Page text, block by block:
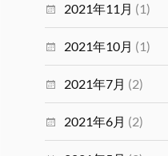
2021年11月 (1)
2021年10月 (1)
2021年7月 (2)
2021年6月 (2)